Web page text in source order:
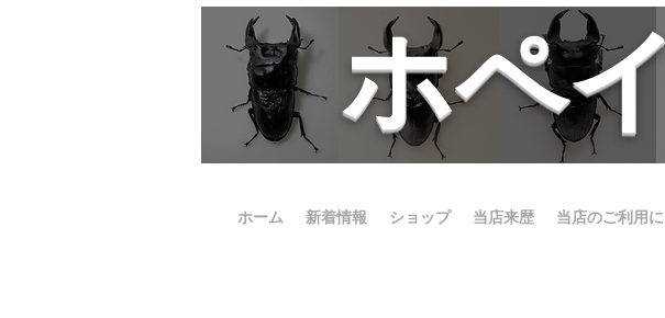
ホペ
ホーム 新着情報 ショップ 当店来歴 当店のご利用